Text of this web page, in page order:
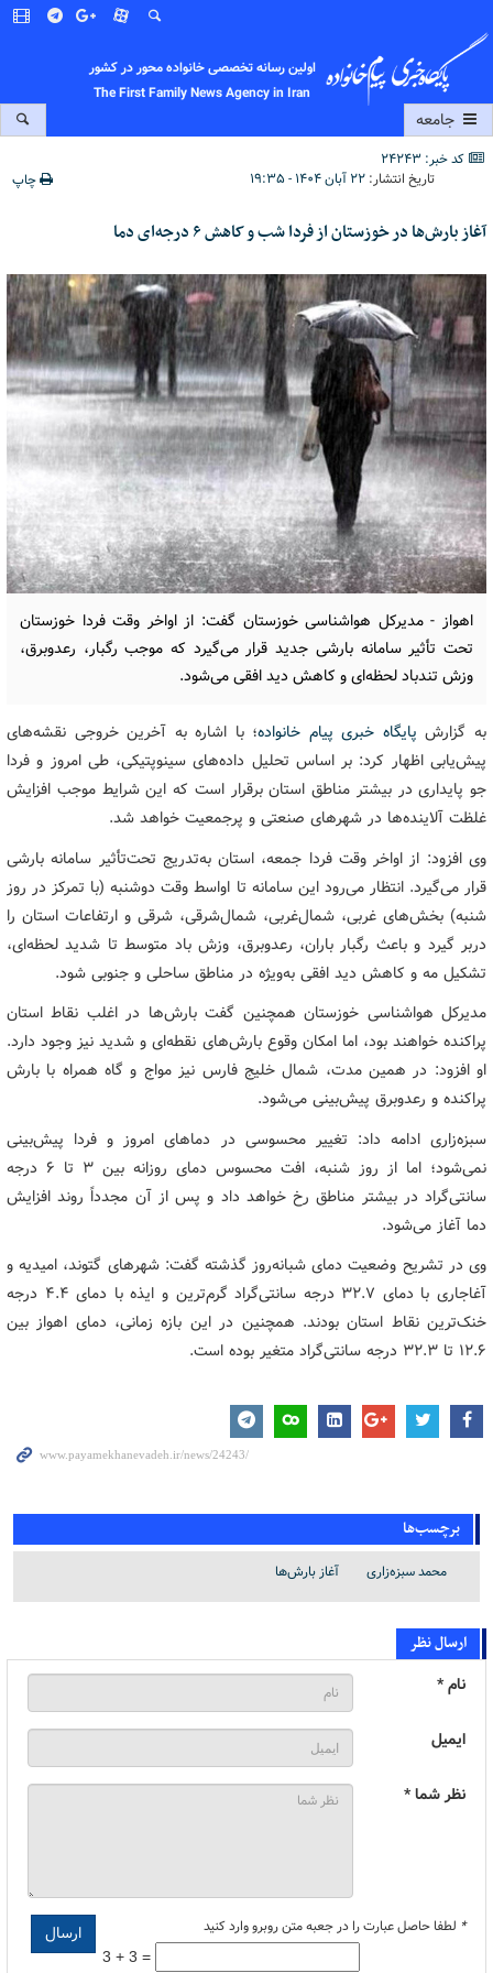
اولین رسانه تخصصی خانواده محور در کشور
The First Family News Agency in Iran
جامعه
کد خبر: 24243
تاریخ انتشار:۲۲ آبان ۱۴۰۴ - ۱۹:۳۵ چاپ
آغاز بارش‌ها در خوزستان از فردا شب و کاهش ۶ درجه‌ای دما
اهواز - مدیرکل هواشناسی خوزستان گفت: از اواخر وقت فردا خوزستان
تحت تأثیر سامانه بارشی جدید قرار می‌گیرد که موجب رگبار، رعدوبرق،
وزش تندباد لحظه‌ای و کاهش دید افقی می‌شود.
به گزارش پایگاه خبری پیام خانواده؛ با اشاره به آخرین خروجی نقشه‌های
پیش‌یابی اظهار کرد: بر اساس تحلیل داده‌های سینوپتیکی، طی امروز و فردا
جو پایداری در بیشتر مناطق استان برقرار است که این شرایط موجب افزایش
غلظت آلاینده‌ها در شهرهای صنعتی و پرجمعیت خواهد شد.
وی افزود: از اواخر وقت فردا جمعه، استان به‌تدریج تحت‌تأثیر سامانه بارشی
قرار می‌گیرد. انتظار می‌رود این سامانه تا اواسط وقت دوشنبه (با تمرکز در روز
شنبه) بخش‌های غربی، شمال‌غربی، شمال‌شرقی، شرقی و ارتفاعات استان را
دربر گیرد و باعث رگبار باران، رعدوبرق، وزش باد متوسط تا شدید لحظه‌ای،
تشکیل مه و کاهش دید افقی به‌ویژه در مناطق ساحلی و جنوبی شود.
مدیرکل هواشناسی خوزستان همچنین گفت بارش‌ها در اغلب نقاط استان
پراکنده خواهند بود، اما امکان وقوع بارش‌های نقطه‌ای و شدید نیز وجود دارد.
او افزود: در همین مدت، شمال خلیج فارس نیز مواج و گاه همراه با بارش
پراکنده و رعدوبرق پیش‌بینی می‌شود.
سبزه‌زاری ادامه داد: تغییر محسوسی در دماهای امروز و فردا پیش‌بینی
نمی‌شود؛ اما از روز شنبه، افت محسوس دمای روزانه بین ۳ تا ۶ درجه
سانتی‌گراد در بیشتر مناطق رخ خواهد داد و پس از آن مجدداً روند افزایش
دما آغاز می‌شود.
وی در تشریح وضعیت دمای شبانه‌روز گذشته گفت: شهرهای گتوند، امیدیه و
آغاجاری
با دمای ۳۲.۷ درجه سانتی‌گراد گرم‌ترین و ایذه با دمای ۴.۴ درجه
خنک‌ترین نقاط استان بودند. همچنین در این بازه زمانی، دمای اهواز بین
۱۲.۶ تا ۳۲.۳ درجه سانتی‌گراد متغیر بوده است.
برچسب‌ها
محمد سبزه‌زاری آغاز بارش‌ها
ارسال نظر
نام *
ایمیل
نظر شما *
* لطفا حاصل عبارت را در جعبه متن روبرو وارد کنید
3 + 3 =